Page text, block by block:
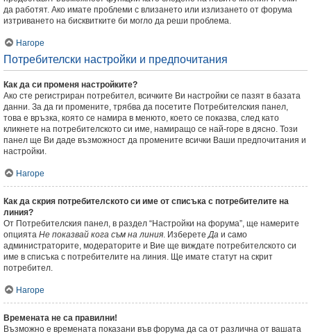
да работят. Ако имате проблеми с влизането или излизането от форума
изтриването на бисквитките би могло да реши проблема.
Нагоре
Потребителски настройки и предпочитания
Как да си променя настройките?
Ако сте регистриран потребител, всичките Ви настройки се пазят в базата
данни. За да ги промените, трябва да посетите Потребителския панел,
това е връзка, която се намира в менюто, което се показва, след като
кликнете на потребителското си име, намиращо се най-горе в дясно. Този
панел ще Ви даде възможност да промените всички Ваши предпочитания и
настройки.
Нагоре
Как да скрия потребителското си име от списъка с потребителите на
линия?
От Потребителския панел, в раздел “Настройки на форума”, ще намерите
опцията Не показвай кога съм на линия. ИзберетеДа и само
администраторите, модераторите и Вие ще виждате потребителското си
име в списъка с потребителите на линия. Ще имате статут на скрит
потребител.
Нагоре
Времената не са правилни!
Възможно е времената показани във форума да са от различна от вашата